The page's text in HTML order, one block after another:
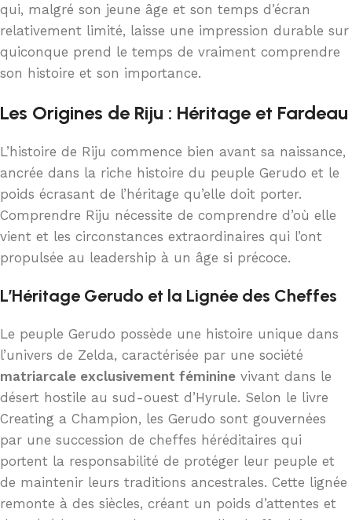
qui, malgré son jeune âge et son temps d’écran
relativement limité, laisse une impression durable sur
quiconque prend le temps de vraiment comprendre
son histoire et son importance.
Les Origines de Riju : Héritage et Fardeau
L’histoire de Riju commence bien avant sa naissance,
ancrée dans la riche histoire du peuple Gerudo et le
poids écrasant de l’héritage qu’elle doit porter.
Comprendre Riju nécessite de comprendre d’où elle
vient et les circonstances extraordinaires qui l’ont
propulsée au leadership à un âge si précoce.
L’Héritage Gerudo et la Lignée des Cheffes
Le peuple Gerudo possède une histoire unique dans
l’univers de Zelda, caractérisée par une société
matriarcale exclusivement féminine vivant dans le
désert hostile au sud-ouest d’Hyrule. Selon le livre
Creating a Champion, les Gerudo sont gouvernées
par une succession de cheffes héréditaires qui
portent la responsabilité de protéger leur peuple et
de maintenir leurs traditions ancestrales. Cette lignée
remonte à des siècles, créant un poids d’attentes et